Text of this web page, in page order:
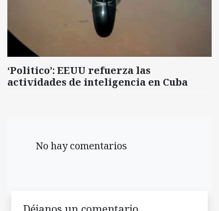
‘Politico’: EEUU refuerza las
actividades de inteligencia en Cuba
No hay comentarios